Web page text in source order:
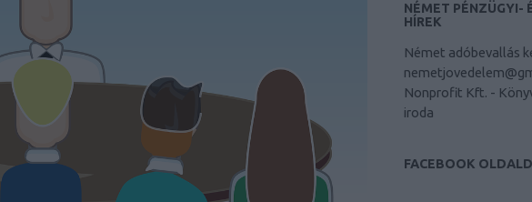
NÉMET PÉNZÜGYI-
HÍREK
Német adóbevallás
Nonprofit Kft. -
iroda
FACEBOOK